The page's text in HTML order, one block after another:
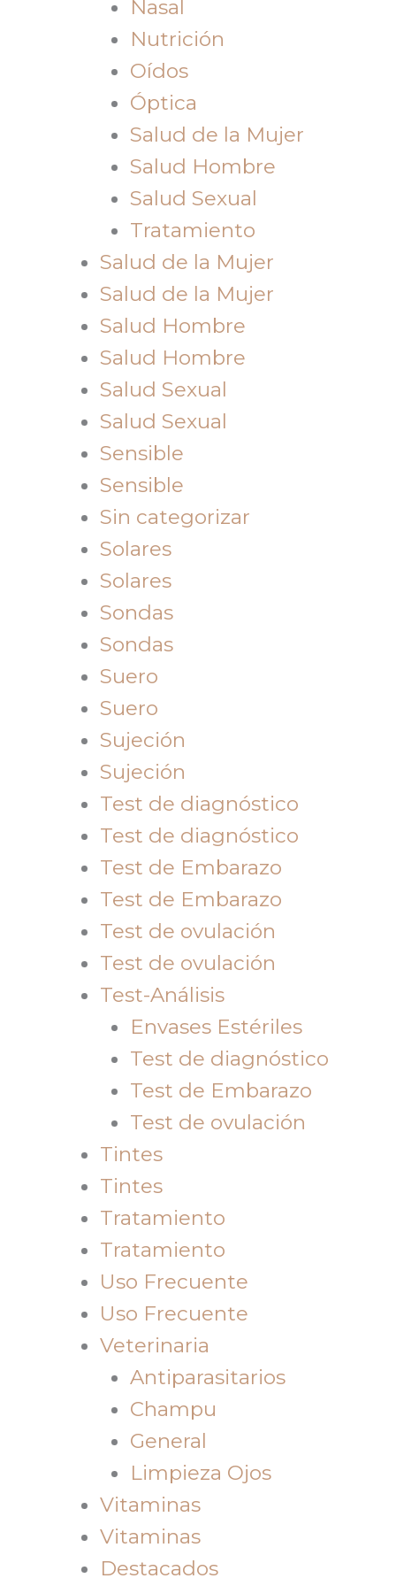
Nasal
Nutrición
Oídos
Óptica
Salud de la Mujer
Salud Hombre
Salud Sexual
Tratamiento
Salud de la Mujer
Salud de la Mujer
Salud Hombre
Salud Hombre
Salud Sexual
Salud Sexual
Sensible
Sensible
Sin categorizar
Solares
Solares
Sondas
Sondas
Suero
Suero
Sujeción
Sujeción
Test de diagnóstico
Test de diagnóstico
Test de Embarazo
Test de Embarazo
Test de ovulación
Test de ovulación
Test-Análisis
Envases Estériles
Test de diagnóstico
Test de Embarazo
Test de ovulación
Tintes
Tintes
Tratamiento
Tratamiento
Uso Frecuente
Uso Frecuente
Veterinaria
Antiparasitarios
Champu
General
Limpieza Ojos
Vitaminas
Vitaminas
Destacados